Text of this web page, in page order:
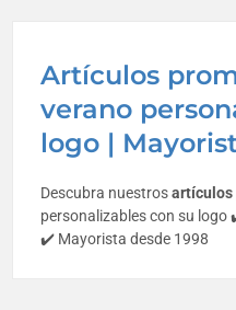
Artículos
verano
logo |
Descubra nuestrosartículos
personalizables con su logo
✔️ Mayorista desde 1998